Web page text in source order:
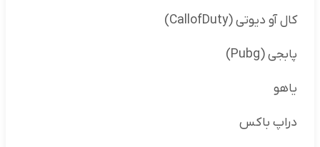
کال آو دیوتی (CallofDuty)
پابجی (Pubg)
یاهو
دراپ باکس